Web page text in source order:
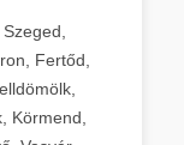
Fertőd,
Körmend,